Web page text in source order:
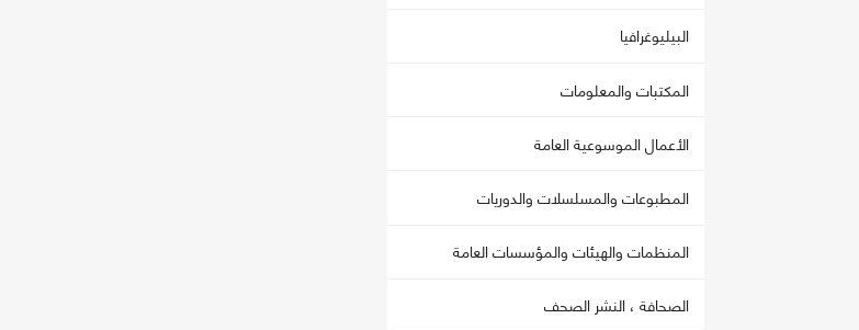
البيليوغرافيا
المكتبات والمعلومات
الأعمال الموسوعية العامة
المطبوعات والمسلسلات والدوريات
المنظمات والهيئات والمؤسسات العامة
الصحافة ، النشر الصحف